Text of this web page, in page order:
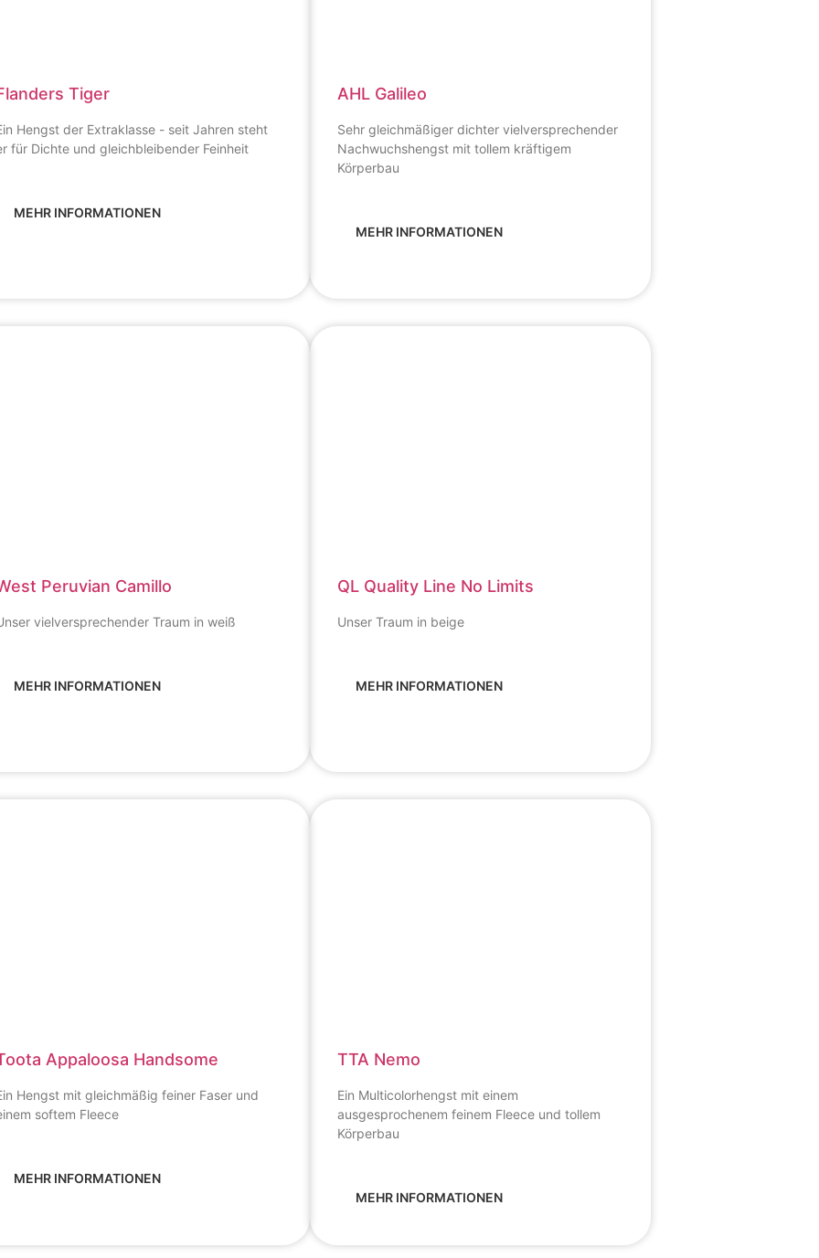
Tiger
Hengst der Extraklasse - seit Jahren steht
für Dichte und gleichbleibender Feinheit
MEHR INFORMATIONEN
AHL Galileo
Sehr gleichmäßiger dichter vielversprechender
Nachwuchshengst mit tollem kräftigem
Körperbau
MEHR INFORMATIONEN
Peruvian Camillo
vielversprechender Traum in weiß
MEHR INFORMATIONEN
QL Quality Line No Limits
Unser Traum in beige
MEHR INFORMATIONEN
Appaloosa Handsome
Hengst mit gleichmäßig feiner Faser und
softem Fleece
MEHR INFORMATIONEN
TTA Nemo
Ein Multicolorhengst mit einem
ausgesprochenem feinem Fleece und tollem
Körperbau
MEHR INFORMATIONEN